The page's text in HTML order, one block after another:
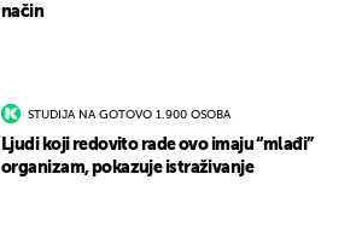
način
STUDIJA NA GOTOVO 1.900 OSOBA
Ljudi koji redovito rade ovo imaju “mlađi”
organizam, pokazuje istraživanje